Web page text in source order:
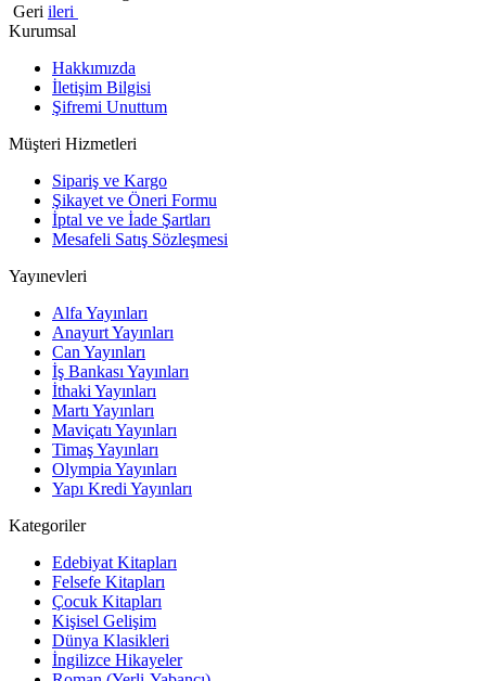
Geri ileri
Kurumsal
Hakkımızda
İletişim Bilgisi
Şifremi Unuttum
Müşteri Hizmetleri
Sipariş ve Kargo
Şikayet ve Öneri Formu
İptal ve ve İade Şartları
Mesafeli Satış Sözleşmesi
Yayınevleri
Alfa Yayınları
Anayurt Yayınları
Can Yayınları
İş Bankası Yayınları
İthaki Yayınları
Martı Yayınları
Maviçatı Yayınları
Timaş Yayınları
Olympia Yayınları
Yapı Kredi Yayınları
Kategoriler
Edebiyat Kitapları
Felsefe Kitapları
Çocuk Kitapları
Kişisel Gelişim
Dünya Klasikleri
İngilizce Hikayeler